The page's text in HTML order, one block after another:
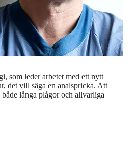
som leder arbetet med ett nytt
det vill säga en analspricka. Att
långa plågor och allvarliga